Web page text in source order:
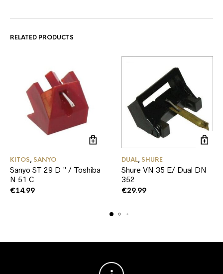
RELATED PRODUCTS
KITOS, SANYO
Sanyo ST 29 D ” / Toshiba
N 51 C
€14.99
DUAL, SHURE
Shure VN 35 E/ Dual DN
352
€29.99